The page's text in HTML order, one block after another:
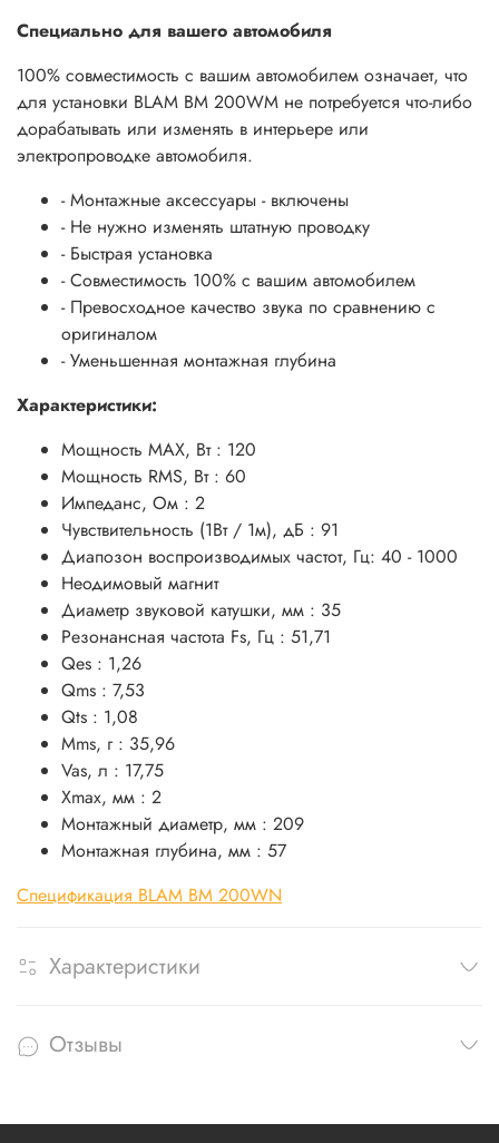
Специально для вашего автомобиля
100% совместимость с вашим автомобилем означает, что
для установки BLAM BM 200WM не потребуется что-либо
дорабатывать или изменять в интерьере или
электропроводке автомобиля.
- Монтажные аксессуары - включены
- Не нужно изменять штатную проводку
- Быстрая установка
- Совместимость 100% с вашим автомобилем
- Превосходное качество звука по сравнению с
оригиналом
- Уменьшенная монтажная глубина
Характеристики:
Мощность MAX, Вт : 120
Мощность RMS, Вт : 60
Импеданс, Ом : 2
Чувствительность (1Вт / 1м), дБ : 91
Диапозон воспроизводимых частот, Гц: 40 - 1000
Неодимовый магнит
Диаметр звуковой катушки, мм : 35
Резонансная частота Fs, Гц : 51,71
Qes : 1,26
Qms : 7,53
Qts : 1,08
Mms, г : 35,96
Vas, л : 17,75
Xmax, мм : 2
Монтажный диаметр, мм : 209
Монтажная глубина, мм : 57
Спецификация BLAM BM 200WN
Характеристики
Отзывы